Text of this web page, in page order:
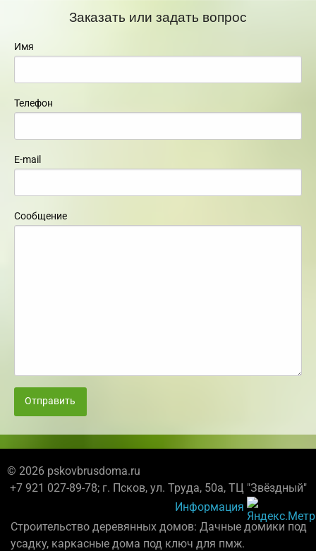
Заказать или задать вопрос
Имя
Телефон
E-mail
Сообщение
Отправить
© 2026 pskovbrusdoma.ru
+7 921 027-89-78; г. Псков, ул. Труда, 50а, ТЦ "Звёздный"
Информация
Строительство деревянных домов: Дачные домики под
усадку, каркасные дома под ключ для пмж.